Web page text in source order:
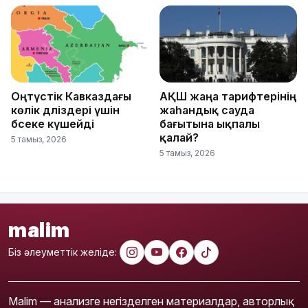
Оңтүстік Кавказдағы
көлік дәліздері үшін
бәсеке күшейді
5 тамыз, 2026
АҚШ жаңа тарифтерінің
жаһандық сауда
бағытына ықпалы
қалай?
5 тамыз, 2026
malim
Біз әлеуметтік желіде:
Malim — анализге негізделген материалдар, авторлық